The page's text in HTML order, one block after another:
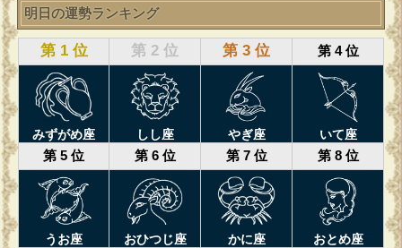
明日の運勢ランキング
第 1 位 第 2 位 第 3 位 第 4 位
みずがめ座 しし座 やぎ座 いて座
第 5 位 第 6 位 第 7 位 第 8 位
うお座 おひつじ座 かに座 おとめ座